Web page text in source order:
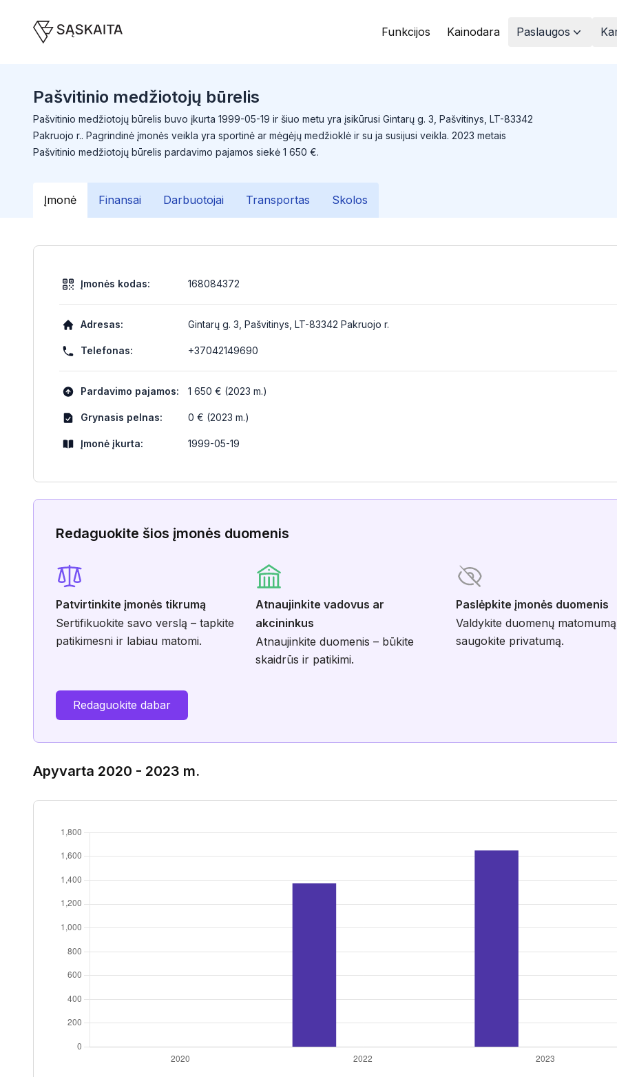
Funkcijos Kainodara Paslaugos
Pašvitinio medžiotojų būrelis
Pašvitinio medžiotojų būrelis buvo įkurta 1999-05-19 ir šiuo metu yra įsikūrusi Gintarų g. 3, Pašvitinys, LT-83342
Pakruojo r.. Pagrindinė įmonės veikla yra sportinė ar mėgėjų medžioklė ir su ja susijusi veikla. 2023 metais
Pašvitinio medžiotojų būrelis pardavimo pajamos siekė 1 650 €.
Įmonė Finansai Darbuotojai Transportas Skolos
Įmonės kodas: 168084372
Adresas: Gintarų g. 3, Pašvitinys, LT-83342 Pakruojo r.
Telefonas: +37042149690
Pardavimo pajamos: 1 650 € (2023 m.)
Grynasis pelnas: 0 € (2023 m.)
Įmonė įkurta: 1999-05-19
Redaguokite šios įmonės duomenis
Patvirtinkite įmonės tikrumą
Sertifikuokite savo verslą – tapkite
patikimesni ir labiau matomi.
Atnaujinkite vadovus ar
akcininkus
Atnaujinkite duomenis – būkite
skaidrūs ir patikimi.
Paslėpkite įmonės duomenis
Valdykite duomenų
saugokite privatumą.
Redaguokite dabar
Apyvarta 2020 - 2023 m.